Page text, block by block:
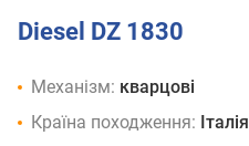
Diesel DZ 1830
Механізм: кварцові
Країна походження: Італія